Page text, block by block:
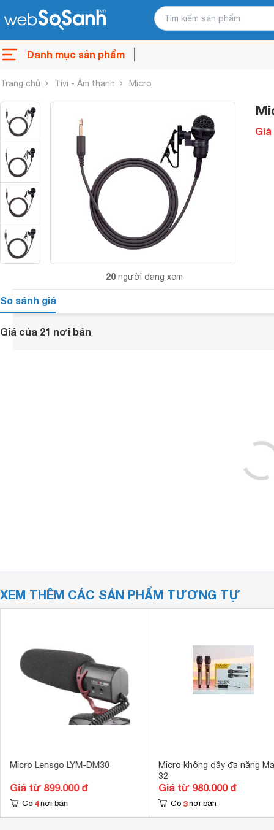
Danh mục sản phẩm
Trang chủ Tivi - Âm thanh Micro
20 người đang xem
So sánh giá
Giá của 21 nơi bán
XEM THÊM CÁC SẢN PHẨM TƯƠNG TỰ
Micro Lensgo LYM-DM30
Giá từ 899.000 đ
Có 4 nơi bán
Micro không dây đa năng
32
Giá từ 980.000 đ
Có 3 nơi bán